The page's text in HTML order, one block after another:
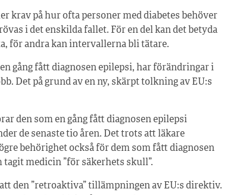
krav på hur ofta personer med diabetes behöver
i det enskilda fallet. För en del kan det betyda
för andra kan intervallerna bli tätare.
gång fått diagnosen epilepsi, har förändringar i
Det på grund av en ny, skärpt tolkning av EU:s
den som en gång fått diagnosen epilepsi
de senaste tio åren. Det trots att läkare
behörighet också för dem som fått diagnosen
medicin ”för säkerhets skull”.
den ”retroaktiva” tillämpningen av EU:s direktiv.